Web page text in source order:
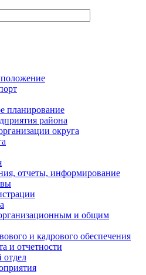
положение
планирование
района
округа
отчеты, информирование
и общим
и кадрового обеспечения
и отчетности